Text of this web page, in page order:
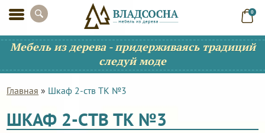
0
Мебель из дерева - придерживаясь традиций
следуй моде
Главная » Шкаф 2-ств ТК №3
ШКАФ 2-СТВ ТК №3